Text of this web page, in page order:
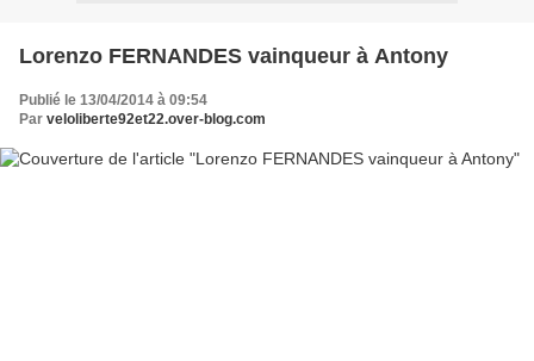
Lorenzo FERNANDES vainqueur à Antony
Publié le 13/04/2014 à 09:54
Par veloliberte92et22.over-blog.com